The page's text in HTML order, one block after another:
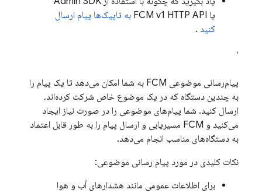
یا FCM v1 HTTP API
به تاپیک‌ها پیام ارسال
کنید .
،
پیام‌رسانی موضوعی FCM به شما امکان می‌دهد تا یک پیام را
به چندین دستگاه که در یک موضوع خاص شرکت کرده‌اند،
ارسال کنید. شما پیام‌های موضوعی را در صورت نیاز ایجاد
می‌کنید و FCM مسیریابی و ارسال پیام را به طور قابل اعتماد
به دستگاه‌های مناسب انجام می‌دهد.
نکات کلیدی در مورد پیام رسانی موضوعی:
برای اطلاعات عمومی مانند هشدارهای آب و هوا